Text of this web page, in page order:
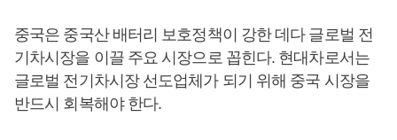
중국은 중국산 배터리 보호정책이 강한 데다 글로벌 전
기차시장을 이끌 주요 시장으로 꼽힌다. 현대차로서는
글로벌 전기차시장 선도업체가 되기 위해 중국 시장을
반드시 회복해야 한다.